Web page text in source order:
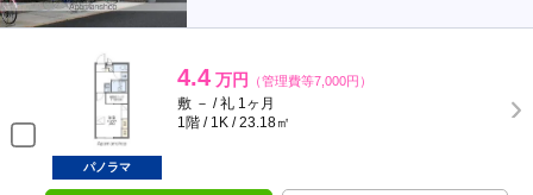
4.4 万円 （管理費等7,000円）
敷 － / 礼 1ヶ月
1階 / 1K / 23.18㎡
パノラマ